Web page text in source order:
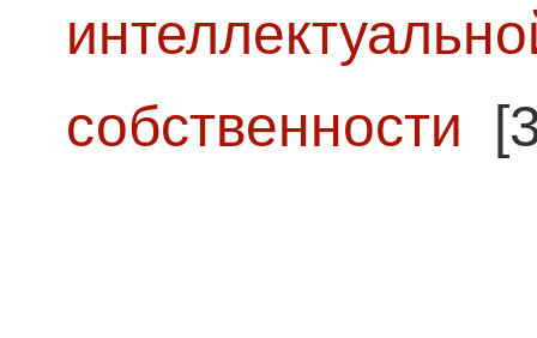
собственности